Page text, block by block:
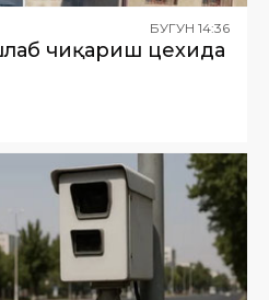
БУГУН 14:36
чиқариш цехида